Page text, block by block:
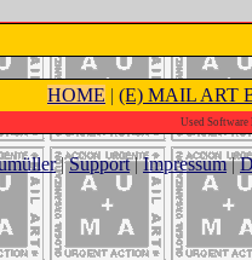
HOME | (E) MAIL ART
Used Software
|Support|Impressum|